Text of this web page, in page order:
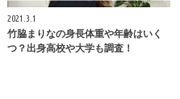
2021.3.1
竹脇まりなの身長体重や年齢はいく
つ？出身高校や大学も調査！